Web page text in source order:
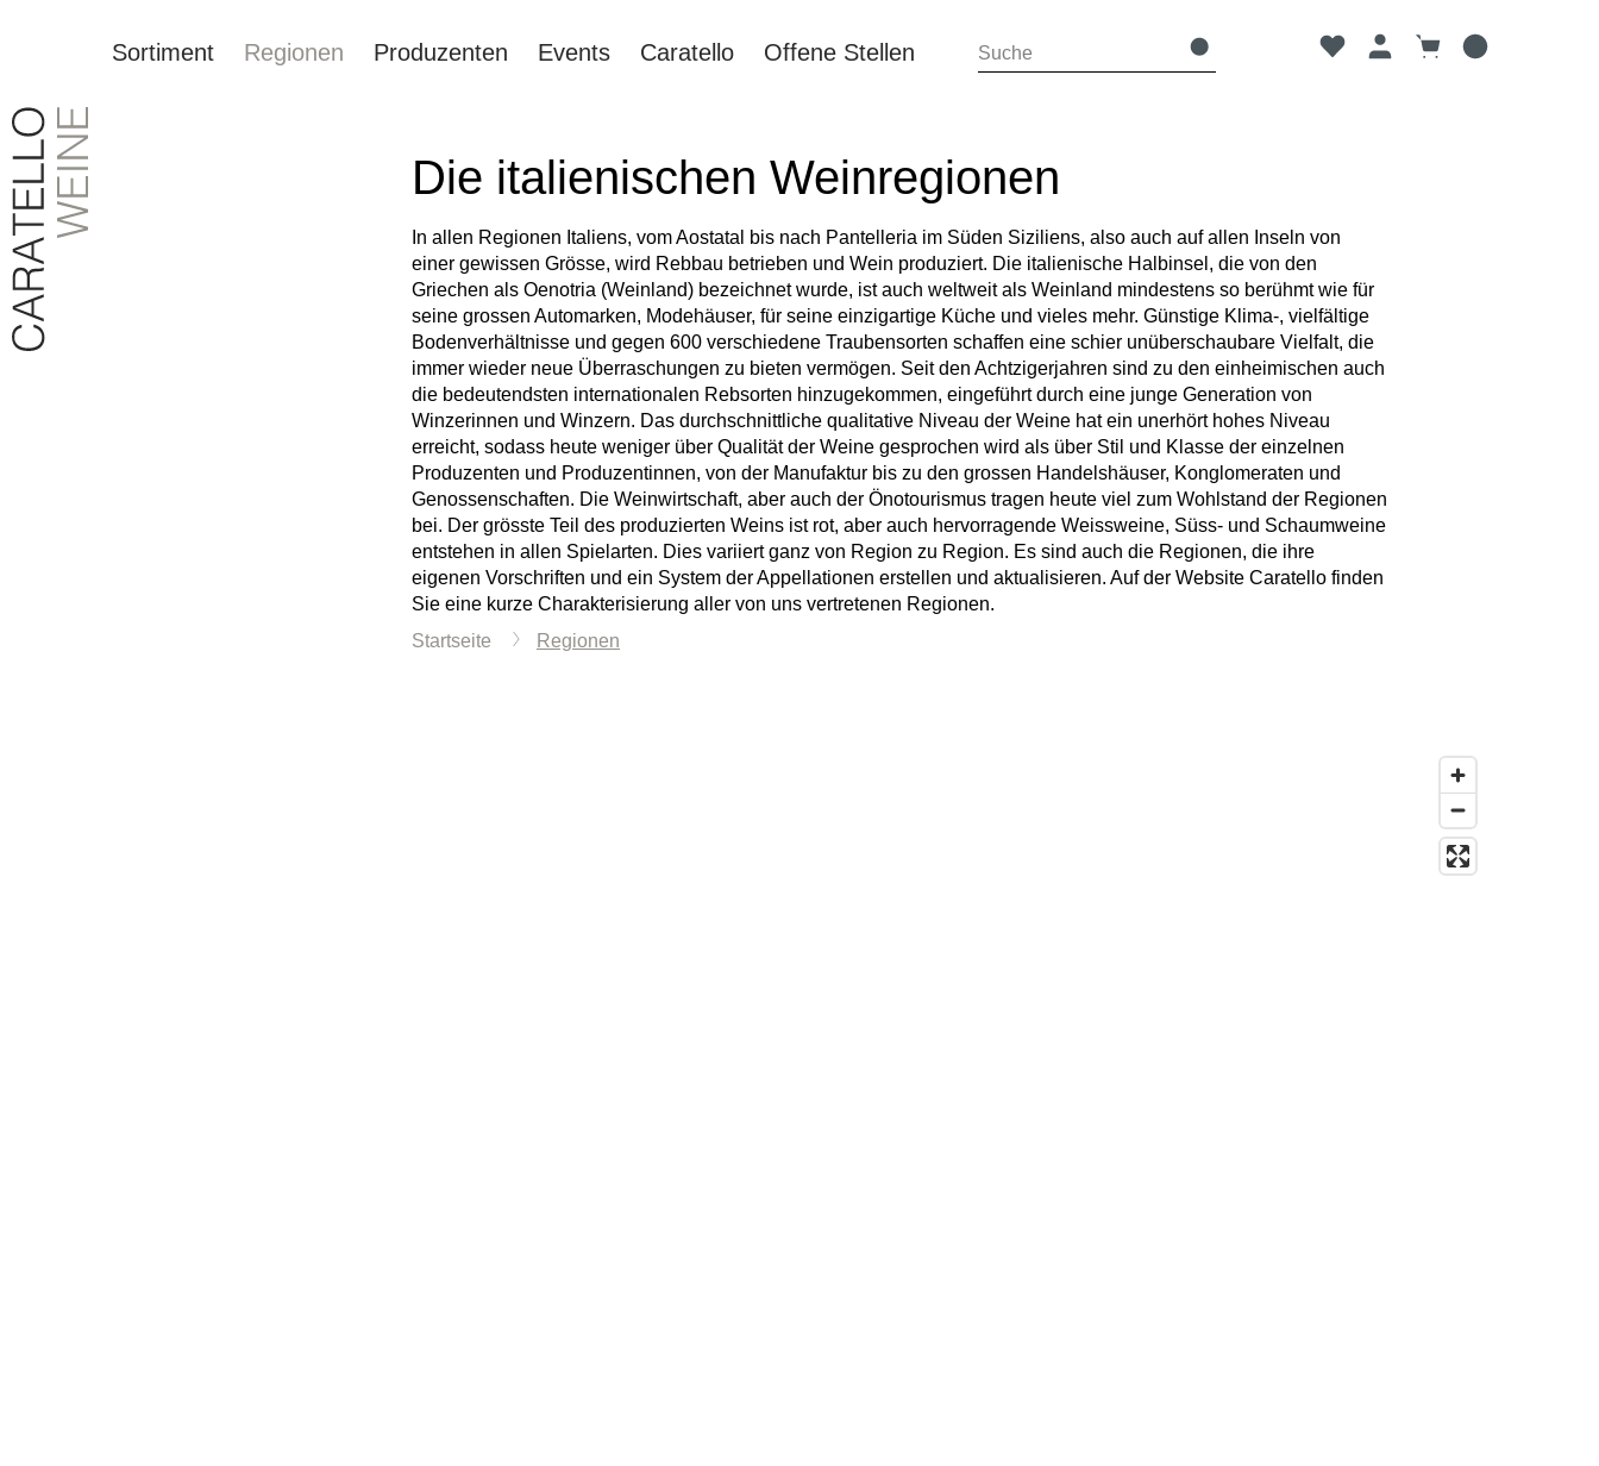
Sortiment Regionen Produzenten Events Caratello Offene Stellen
Die italienischen Weinregionen
In allen Regionen Italiens, vom Aostatal bis nach Pantelleria im Süden Siziliens, also auch auf allen Inseln von
einer gewissen Grösse, wird Rebbau betrieben und Wein produziert. Die italienische Halbinsel, die von den
Griechen als Oenotria (Weinland) bezeichnet wurde, ist auch weltweit als Weinland mindestens so berühmt wie für
seine grossen Automarken, Modehäuser, für seine einzigartige Küche und vieles mehr. Günstige Klima-, vielfältige
Bodenverhältnisse und gegen 600 verschiedene Traubensorten schaffen eine schier unüberschaubare Vielfalt, die
immer wieder neue Überraschungen zu bieten vermögen. Seit den Achtzigerjahren sind zu den einheimischen auch
die bedeutendsten internationalen Rebsorten hinzugekommen, eingeführt durch eine junge Generation von
Winzerinnen und Winzern. Das durchschnittliche qualitative Niveau der Weine hat ein unerhört hohes Niveau
erreicht, sodass heute weniger über Qualität der Weine gesprochen wird als über Stil und Klasse der einzelnen
Produzenten und Produzentinnen, von der Manufaktur bis zu den grossen Handelshäuser, Konglomeraten und
Genossenschaften. Die Weinwirtschaft, aber auch der Önotourismus tragen heute viel zum Wohlstand der Regionen
bei. Der grösste Teil des produzierten Weins ist rot, aber auch hervorragende Weissweine, Süss- und Schaumweine
entstehen in allen Spielarten. Dies variiert ganz von Region zu Region. Es sind auch die Regionen, die ihre
eigenen Vorschriften und ein System der Appellationen erstellen und aktualisieren. Auf der Website Caratello finden
Sie eine kurze Charakterisierung aller von uns vertretenen Regionen.
Startseite
Regionen